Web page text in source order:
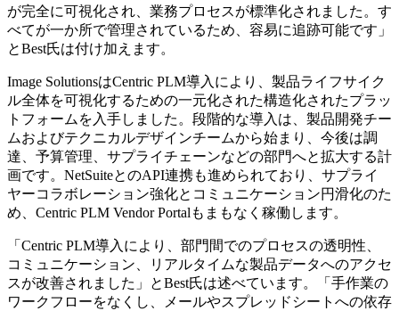
が完全に可視化され、業務プロセスが標準化されました。す
べてが一か所で管理されているため、容易に追跡可能です」
とBest氏は付け加えます。
Image SolutionsはCentric PLM導入により、製品ライフサイク
ル全体を可視化するための一元化された構造化されたプラッ
トフォームを入手しました。段階的な導入は、製品開発チー
ムおよびテクニカルデザインチームから始まり、今後は調
達、予算管理、サプライチェーンなどの部門へと拡大する計
画です。NetSuiteとのAPI連携も進められており、サプライ
ヤーコラボレーション強化とコミュニケーション円滑化のた
め、Centric PLM Vendor Portalもまもなく稼働します。
「Centric PLM導入により、部門間でのプロセスの透明性、
コミュニケーション、リアルタイムな製品データへのアクセ
スが改善されました」とBest氏は述べています。「手作業の
ワークフローをなくし、メールやスプレッドシートへの依存